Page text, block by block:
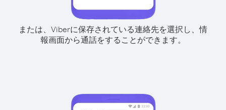
または、Viberに保存されている連絡先を選択し、情
報画面から通話をすることができます。